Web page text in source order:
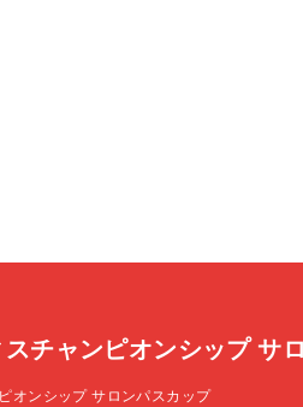
チャンピオンシップ サ
オンシップ サロンパスカップ